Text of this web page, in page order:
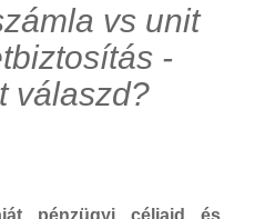
vs unit
-
válaszd?
pénzügyi céljaid és